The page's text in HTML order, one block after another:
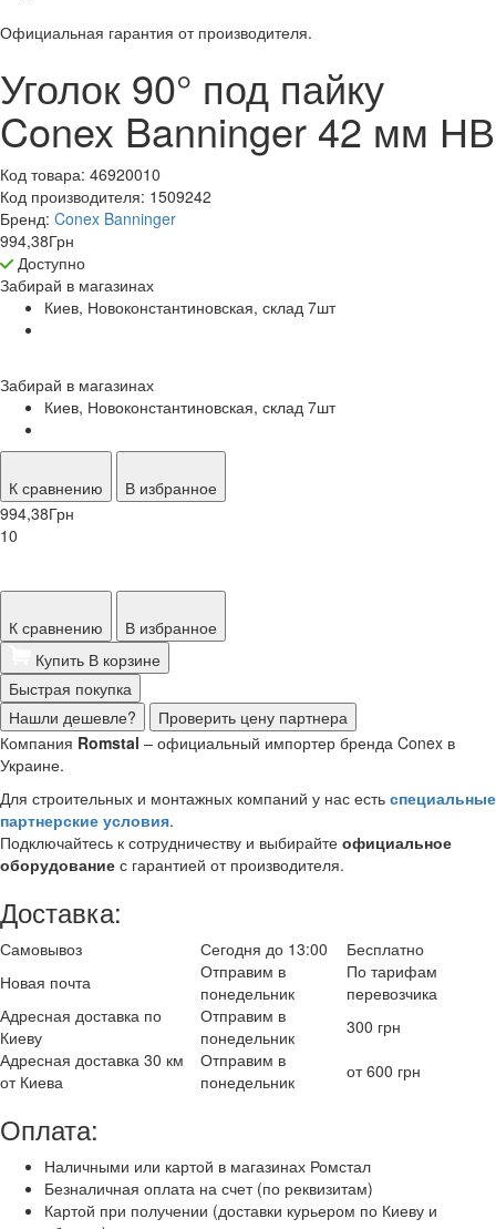
Официальная гарантия от производителя.
Уголок 90° под пайку
Conex Banninger 42 мм НВ
Код товара: 46920010
Код производителя: 1509242
Бренд: Conex Banninger
994,38Грн
Доступно
Забирай в магазинах
Киев, Новоконстантиновская, склад 7шт
Забирай в магазинах
Киев, Новоконстантиновская, склад 7шт
К сравнению
В избранное
994,38Грн
10
К сравнению
В избранное
Купить В корзине
Быстрая покупка
Нашли дешевле?
Проверить цену партнера
Компания Romstal – официальный импортер бренда Conex в
Украине.
Для строительных и монтажных компаний у нас есть специальные
партнерские условия.
Подключайтесь к сотрудничеству и выбирайте официальное
оборудование с гарантией от производителя.
Доставка:
Самовывоз Сегодня до 13:00
Бесплатно
Новая почта
Отправим в
понедельник
По тарифам
перевозчика
Адресная доставка по
Киеву
Отправим в
понедельник
300 грн
Адресная доставка 30 км
от Киева
Отправим в
понедельник
от 600 грн
Оплата:
Наличными или картой в магазинах Ромстал
Безналичная оплата на счет (по реквизитам)
Картой при получении (доставки курьером по Киеву и